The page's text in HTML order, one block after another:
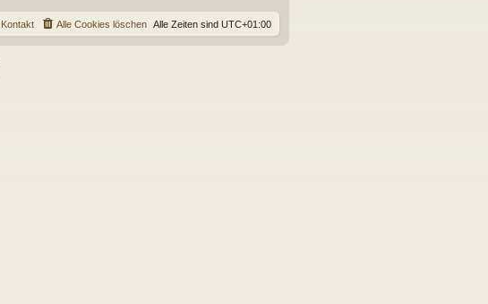
Alle Zeiten sind UTC+01:00
Alle Cookies löschen
Kontakt